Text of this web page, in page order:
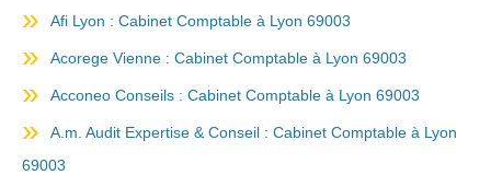
Afi Lyon : Cabinet Comptable à Lyon 69003
Acorege Vienne : Cabinet Comptable à Lyon 69003
Acconeo Conseils : Cabinet Comptable à Lyon 69003
A.m. Audit Expertise & Conseil : Cabinet Comptable à Lyon
69003